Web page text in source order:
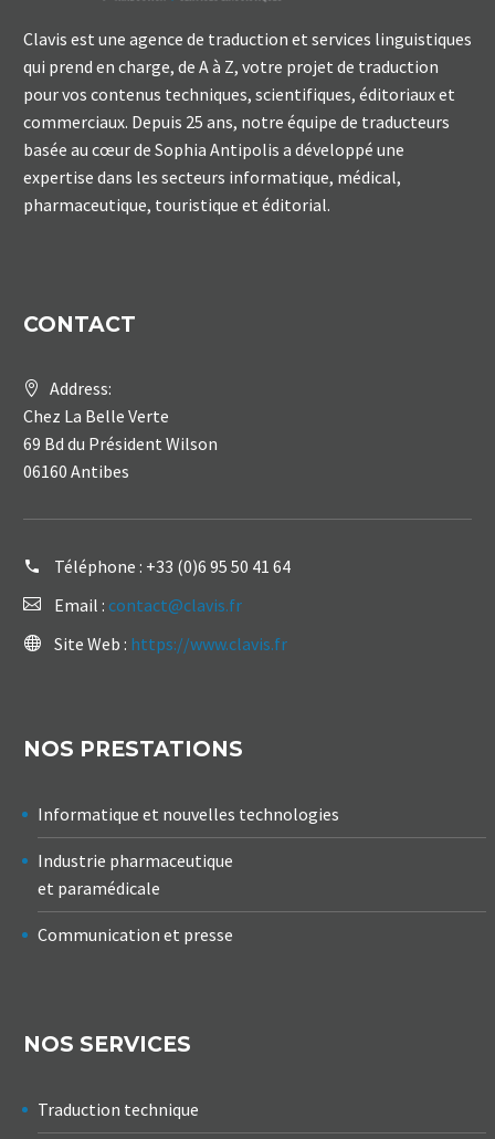
Clavis est une agence de traduction et services linguistiques
qui prend en charge, de A à Z, votre projet de traduction
pour vos contenus techniques, scientifiques, éditoriaux et
commerciaux. Depuis 25 ans, notre équipe de traducteurs
basée au cœur de Sophia Antipolis a développé une
expertise dans les secteurs informatique, médical,
pharmaceutique, touristique et éditorial.
CONTACT
Address:
Chez La Belle Verte
69 Bd du Président Wilson
06160 Antibes
Téléphone : +33 (0)6 95 50 41 64
Email : contact@clavis.fr
Site Web : https://www.clavis.fr
NOS PRESTATIONS
Informatique et nouvelles technologies
Industrie pharmaceutique
et paramédicale
Communication et presse
NOS SERVICES
Traduction technique